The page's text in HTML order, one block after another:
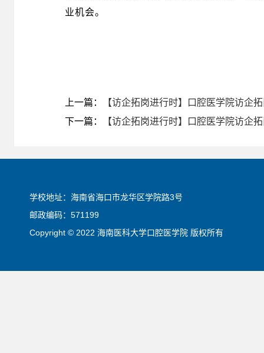
业机会。
上一篇：
【访企拓岗进行时】口腔医学院访企
下一篇：
【访企拓岗进行时】口腔医学院访企
学校地址：海南省海口市龙华区学院路3号
邮政编码：571199
Copyright © 2022 海南医科大学口腔医学院 版权所有